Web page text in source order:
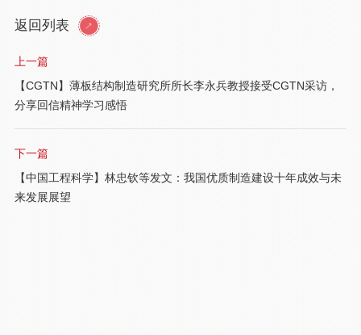
返回列表
上一篇
【CGTN】薄板结构制造研究所所长李永兵教授接受CGTN采访，
分享回信精神学习感悟
下一篇
【中国工程科学】林忠钦等发文：我国优质制造建设十年成效与未
来发展展望